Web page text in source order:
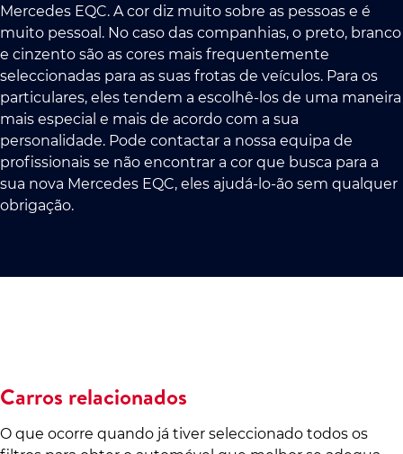
Mercedes EQC. A cor diz muito sobre as pessoas e é
muito pessoal. No caso das companhias, o preto, branco
e cinzento são as cores mais frequentemente
seleccionadas para as suas frotas de veículos. Para os
particulares, eles tendem a escolhê-los de uma maneira
mais especial e mais de acordo com a sua
personalidade. Pode contactar a nossa equipa de
profissionais se não encontrar a cor que busca para a
sua nova Mercedes EQC, eles ajudá-lo-ão sem qualquer
obrigação.
Carros relacionados
O que ocorre quando já tiver seleccionado todos os